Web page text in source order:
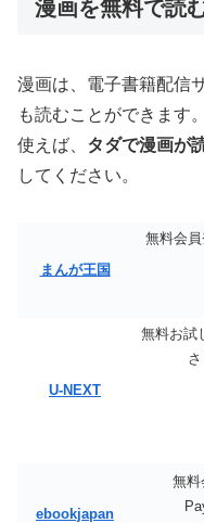
漫画を無料で読
漫画は、電子書籍配信
も読むことができます
使えば、 タダで漫画が
してください。
まんが王国
無料会
U-NEXT
無料お試
ebookjapan
無料